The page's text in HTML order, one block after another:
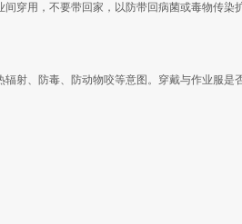
穿用，不要带回家，以防带回病菌或毒物传
射、防毒、防动物咬等意图。穿戴与作业服是